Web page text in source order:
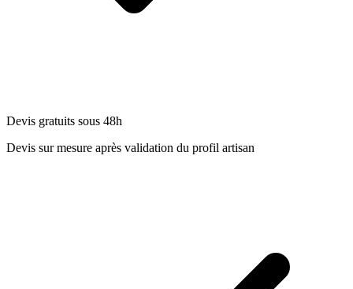
Devis gratuits sous 48h
Devis sur mesure après validation du profil artisan